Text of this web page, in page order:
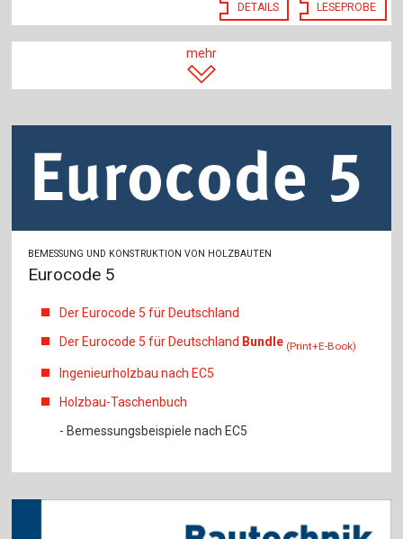
DETAILS LESEPROBE
mehr
BEMESSUNG UND KONSTRUKTION VON HOLZBAUTEN
Eurocode 5
Der Eurocode 5 für Deutschland
Der Eurocode 5 für Deutschland Bundle (Print+E-Book)
Ingenieurholzbau nach EC5
Holzbau-Taschenbuch
- Bemessungsbeispiele nach EC5